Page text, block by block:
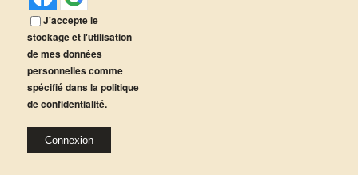
J'accepte le
stockage et l'utilisation
de mes données
personnelles comme
spécifié dans la politique
de confidentialité.
Alternative:
Connexion